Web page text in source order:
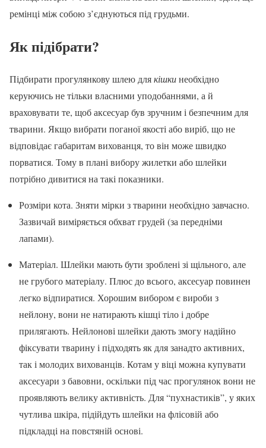
ремінці між собою з’єднуються під грудьми.
Як підібрати?
Підбирати прогулянкову шлею длякішкинеобхідно
керуючись не тільки власними уподобаннями, а й
враховувати те, щоб аксесуар був зручним і безпечним для
тварини. Якщо вибрати поганої якості або виріб, що не
відповідає габаритам вихованця, то він може швидко
порватися. Тому в плані вибору жилетки або шлейки
потрібно дивитися на такі показники.
Розміри кота. Зняти мірки з тварини необхідно завчасно.
Зазвичай виміряється обхват грудей (за передніми
лапами).
Матеріал. Шлейки мають бути зроблені зі щільного, але
не грубого матеріалу. Плюс до всього, аксесуар повинен
легко відпиратися. Хорошим вибором є вироби з
нейлону, вони не натирають кішці тіло і добре
прилягають. Нейлонові шлейки дають змогу надійно
фіксувати тварину і підходять як для занадто активних,
так і молодих вихованців. Котам у віці можна купувати
аксесуари з бавовни, оскільки під час прогулянок вони не
проявляють велику активність. Для “пухнастиків”, у яких
чутлива шкіра, підійдуть шлейки на флісовій або
підкладці на повстяній основі.